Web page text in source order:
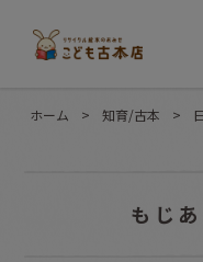
ホーム > 知育/古本 >
もじ